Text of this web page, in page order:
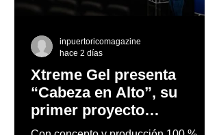
Xtreme Gel presenta
“Cabeza en Alto”, su
primer proyecto
audiovisual concebido y
inpuertoricomagazine
hace 2 días